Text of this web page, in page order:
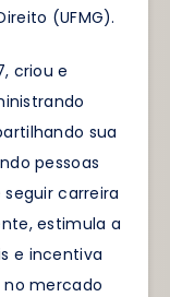
(UFMG).
criou e
sua
pessoas
carreira
estimula a
e incentiva
mercado